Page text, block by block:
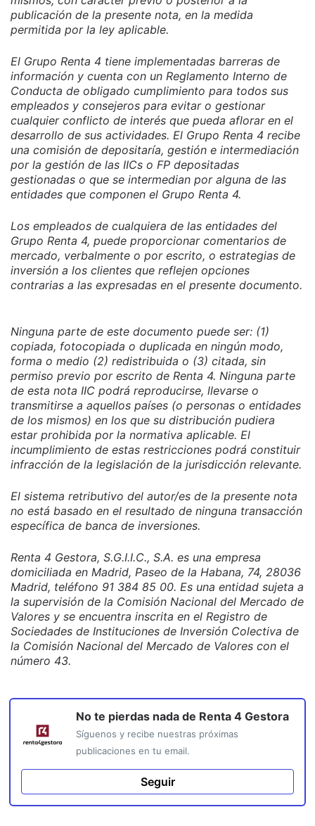
publicación de la presente nota, en la medida
permitida por la ley aplicable.
El Grupo Renta 4 tiene implementadas barreras de
información y cuenta con un Reglamento Interno de
Conducta de obligado cumplimiento para todos sus
empleados y consejeros para evitar o gestionar
cualquier conflicto de interés que pueda aflorar en el
desarrollo de sus actividades. El Grupo Renta 4 recibe
una comisión de depositaría, gestión e intermediación
por la gestión de las IICs o FP depositadas
gestionadas o que se intermedian por alguna de las
entidades que componen el Grupo Renta 4.
Los empleados de cualquiera de las entidades del
Grupo Renta 4, puede proporcionar comentarios de
mercado, verbalmente o por escrito, o estrategias de
inversión a los clientes que reflejen opciones
contrarias a las expresadas en el presente documento.
Ninguna parte de este documento puede ser: (1)
copiada, fotocopiada o duplicada en ningún modo,
forma o medio (2) redistribuida o (3) citada, sin
permiso previo por escrito de Renta 4. Ninguna parte
de esta nota IIC podrá reproducirse, llevarse o
transmitirse a aquellos países (o personas o entidades
de los mismos) en los que su distribución pudiera
estar prohibida por la normativa aplicable. El
incumplimiento de estas restricciones podrá constituir
infracción de la legislación de la jurisdicción relevante.
El sistema retributivo del autor/es de la presente nota
no está basado en el resultado de ninguna transacción
específica de banca de inversiones.
Renta 4 Gestora, S.G.I.I.C., S.A. es una empresa
domiciliada en Madrid, Paseo de la Habana, 74, 28036
Madrid, teléfono 91 384 85 00. Es una entidad sujeta a
la supervisión de la Comisión Nacional del Mercado de
Valores y se encuentra inscrita en el Registro de
Sociedades de Instituciones de Inversión Colectiva de
la Comisión Nacional del Mercado de Valores con el
número 43.
No te pierdas nada de Renta 4 Gestora
Síguenos y recibe nuestras próximas
publicaciones en tu email.
Seguir